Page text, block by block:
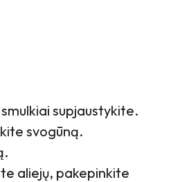
supjaustykite.
svogūną.
aliejų, pakepinkite